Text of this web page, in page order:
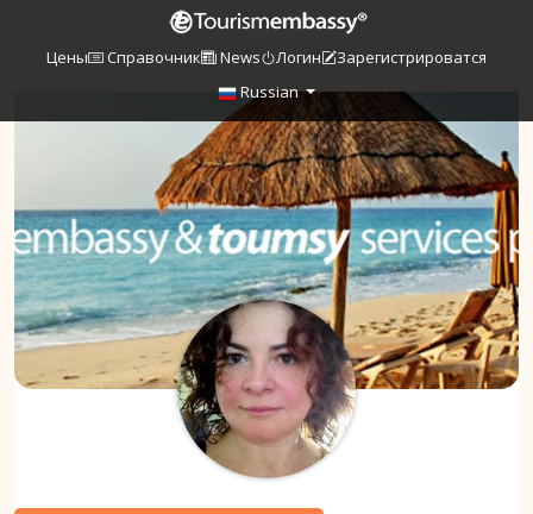
Цены Справочник News Логин
Зарегистрироватся
Russian